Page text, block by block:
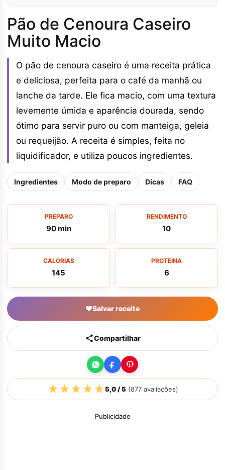
Pão de Cenoura Caseiro
Muito Macio
O pão de cenoura caseiro é uma receita prática
e deliciosa, perfeita para o café da manhã ou
lanche da tarde. Ele fica macio, com uma textura
levemente úmida e aparência dourada, sendo
ótimo para servir puro ou com manteiga, geleia
ou requeijão. A receita é simples, feita no
liquidificador, e utiliza poucos ingredientes.
Ingredientes Modo de preparo Dicas FAQ
PREPARO
90 min
RENDIMENTO
10
CALORIAS
145
PROTEINA
6
♥Salvar receita
Compartilhar
★★★★★5,0/ 5(877avaliações)
Publicidade